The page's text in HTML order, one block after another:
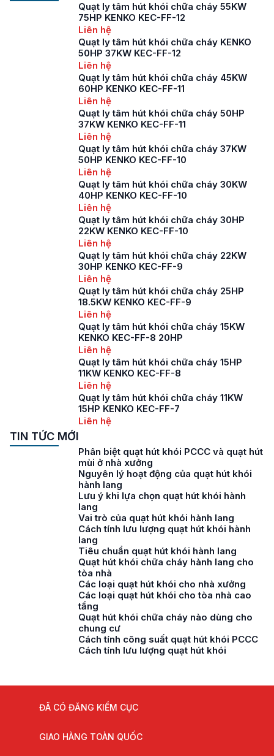
Quạt ly tâm hút khói chữa cháy 55KW
75HP KENKO KEC-FF-12
Liên hệ
Quạt ly tâm hút khói chữa cháy KENKO
50HP 37KW KEC-FF-12
Liên hệ
Quạt ly tâm hút khói chữa cháy 45KW
60HP KENKO KEC-FF-11
Liên hệ
Quạt ly tâm hút khói chữa cháy 50HP
37KW KENKO KEC-FF-11
Liên hệ
Quạt ly tâm hút khói chữa cháy 37KW
50HP KENKO KEC-FF-10
Liên hệ
Quạt ly tâm hút khói chữa cháy 30KW
40HP KENKO KEC-FF-10
Liên hệ
Quạt ly tâm hút khói chữa cháy 30HP
22KW KENKO KEC-FF-10
Liên hệ
Quạt ly tâm hút khói chữa cháy 22KW
30HP KENKO KEC-FF-9
Liên hệ
Quạt ly tâm hút khói chữa cháy 25HP
18.5KW KENKO KEC-FF-9
Liên hệ
Quạt ly tâm hút khói chữa cháy 15KW
KENKO KEC-FF-8 20HP
Liên hệ
Quạt ly tâm hút khói chữa cháy 15HP
11KW KENKO KEC-FF-8
Liên hệ
Quạt ly tâm hút khói chữa cháy 11KW
15HP KENKO KEC-FF-7
Liên hệ
TIN TỨC MỚI
Phân biệt quạt hút khói PCCC và quạt hút
mùi ở nhà xưởng
Nguyên lý hoạt động của quạt hút khói
hành lang
Lưu ý khi lựa chọn quạt hút khói hành
lang
Vai trò của quạt hút khói hành lang
Cách tính lưu lượng quạt hút khói hành
lang
Tiêu chuẩn quạt hút khói hành lang
Quạt hút khói chữa cháy hành lang cho
tòa nhà
Các loại quạt hút khói cho nhà xưởng
Các loại quạt hút khói cho tòa nhà cao
tầng
Quạt hút khói chữa cháy nào dùng cho
chung cư
Cách tính công suất quạt hút khói PCCC
Cách tính lưu lượng quạt hút khói
ĐÃ CÓ ĐĂNG KIỂM CỤC
GIAO HÀNG TOÀN QUỐC